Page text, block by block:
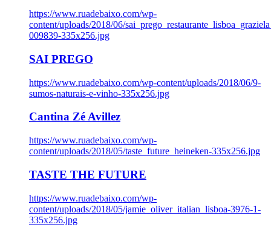
https://www.ruadebaixo.com/wp-
content/uploads/2018/06/
009839-335x256.jpg
SAI PREGO
https://www.ruadebaixo.com/wp-content/uploads/2018/06/9-
sumos-naturais-e-vinho-335x256.jpg
Cantina Zé Avillez
https://www.ruadebaixo.com/wp-
content/uploads/2018/05/taste_future_heineken-335x256.jpg
TASTE THE FUTURE
https://www.ruadebaixo.com/wp-
content/uploads/2018/05/jamie_oliver_italian_lisboa-3976-1-
335x256.jpg